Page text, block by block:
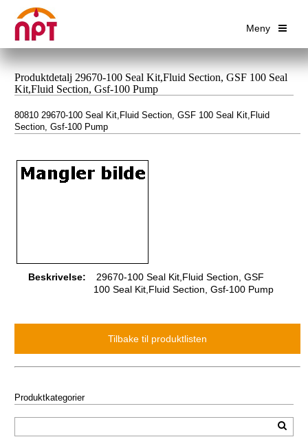
Meny
Produktdetalj 29670-100 Seal Kit,Fluid Section, GSF 100 Seal
Kit,Fluid Section, Gsf-100 Pump
80810 29670-100 Seal Kit,Fluid Section, GSF 100 Seal Kit,Fluid
Section, Gsf-100 Pump
Beskrivelse:
29670-100 Seal Kit,Fluid Section, GSF
100 Seal Kit,Fluid Section, Gsf-100 Pump
Produktkategorier